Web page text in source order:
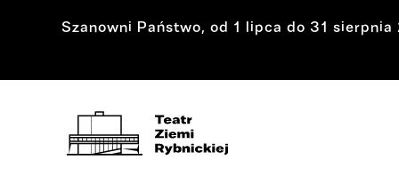
Szanowni Państwo, od 1 lipca do 31